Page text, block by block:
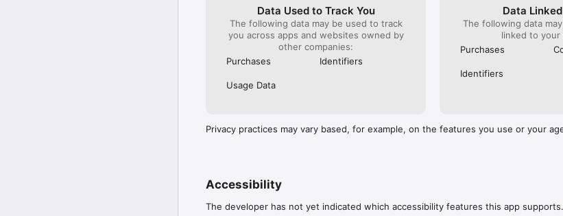
Data Used to Track You
The following data may be used to track
you across apps and websites owned by
other companies:
Purchases
Identifiers
Usage Data
Data
The following data
linked to
Purchases
Identifiers
Privacy practices may vary based, for example, on the features you use or your
Accessibility
The developer has not yet indicated which accessibility features this app supports.